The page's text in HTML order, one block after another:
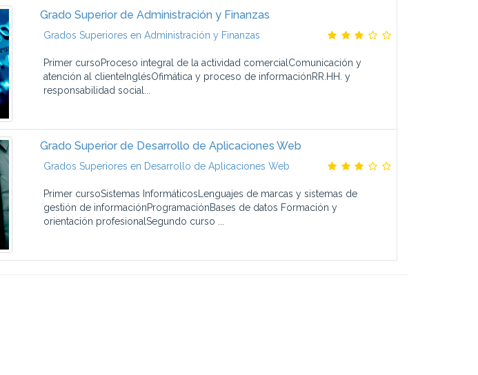
Grado Superior de Administración y Finanzas
Grados Superiores en Administración y Finanzas
Primer cursoProceso integral de la actividad comercialComunicación y
atención al clienteInglésOfimática y proceso de informaciónRR.HH. y
responsabilidad social...
Grado Superior de Desarrollo de Aplicaciones Web
Grados Superiores en Desarrollo de Aplicaciones Web
Primer cursoSistemas InformáticosLenguajes de marcas y sistemas de
gestión de informaciónProgramaciónBases de datos Formación y
orientación profesionalSegundo curso ...